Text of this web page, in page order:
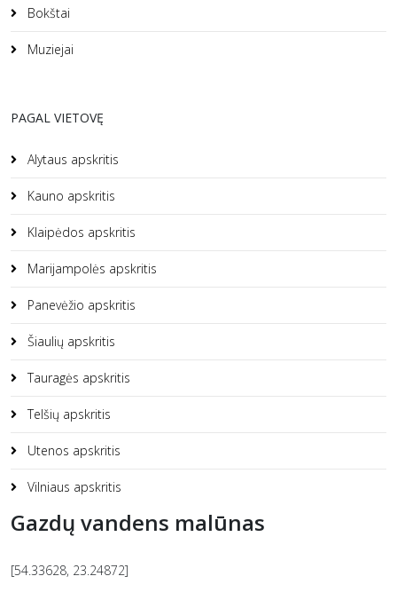
Bokštai
Muziejai
PAGAL VIETOVĘ
Alytaus apskritis
Kauno apskritis
Klaipėdos apskritis
Marijampolės apskritis
Panevėžio apskritis
Šiaulių apskritis
Tauragės apskritis
Telšių apskritis
Utenos apskritis
Vilniaus apskritis
Gazdų vandens malūnas
[54.33628, 23.24872]